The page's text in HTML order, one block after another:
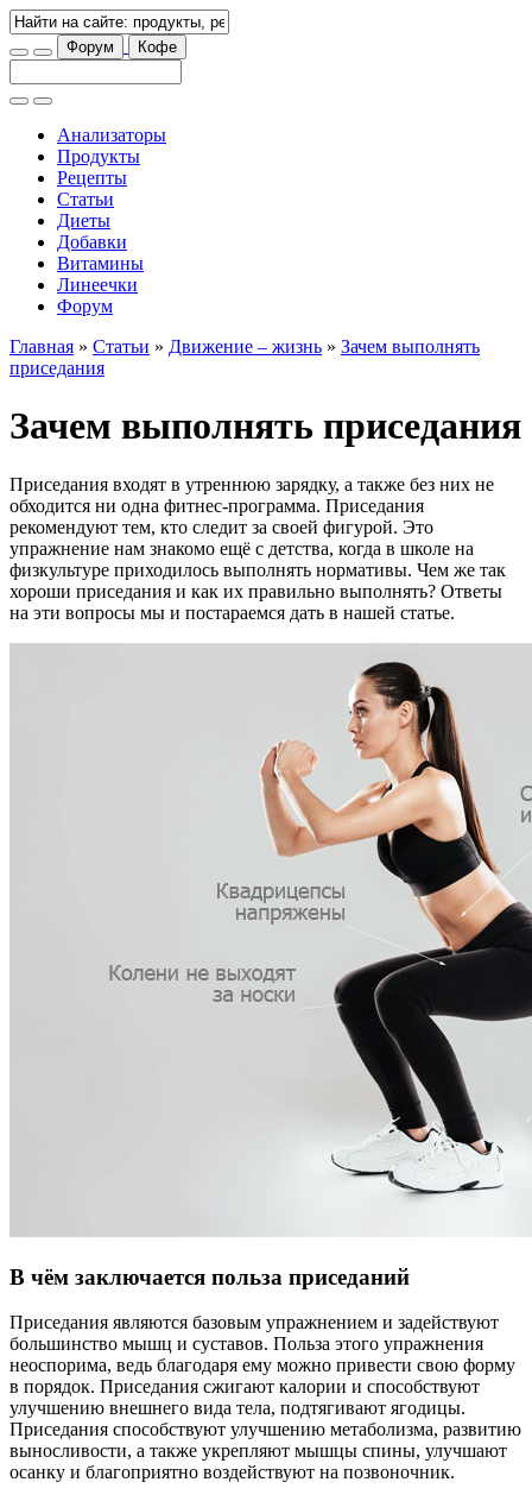
Форум Кофе
Анализаторы
Продукты
Рецепты
Статьи
Диеты
Добавки
Витамины
Линеечки
Форум
Главная » Статьи » Движение – жизнь » Зачем выполнять
приседания
Зачем выполнять приседания
Приседания входят в утреннюю зарядку, а также без них не
обходится ни одна фитнес-программа. Приседания
рекомендуют тем, кто следит за своей фигурой. Это
упражнение нам знакомо ещё с детства, когда в школе на
физкультуре приходилось выполнять нормативы. Чем же так
хороши приседания и как их правильно выполнять? Ответы
на эти вопросы мы и постараемся дать в нашей статье.
В чём заключается польза приседаний
Приседания являются базовым упражнением и задействуют
большинство мышц и суставов. Польза этого упражнения
неоспорима, ведь благодаря ему можно привести свою форму
в порядок. Приседания сжигают калории и способствуют
улучшению внешнего вида тела, подтягивают ягодицы.
Приседания способствуют улучшению метаболизма, развитию
выносливости, а также укрепляют мышцы спины, улучшают
осанку и благоприятно воздействуют на позвоночник.